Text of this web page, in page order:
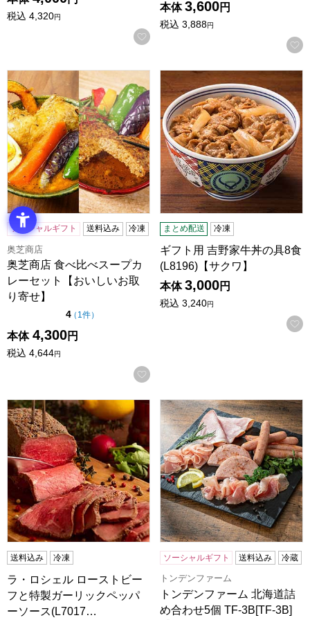
税込 4,320円
お気に入りに登録する
本体 3,600円
税込 3,888円
奥芝商店 食べ比べスープカレーセット【おいしいお取り寄せ
ソーシャルギフト 送料込み 冷凍
奥芝商店
奥芝商店 食べ比べスープカ
レーセット【おいしいお取
り寄せ】
4点（5点満点中）
（ 1件の評価
）
本体 4,300円
税込 4,644円
お気に入りに登録する
ギフト用 吉野家牛丼の具8食
まとめ配送 冷凍
ギフト用 吉野家牛丼の具8食
(L8196)【サクワ】
本体 3,000円
税込 3,240円
ラ・ロシェル ローストビーフと特製ガーリックペッパーソ
送料込み 冷凍
ラ・ロシェル ローストビー
フと特製ガーリックペッパ
ーソース(L7017…
トンデンファーム 北海道詰
ソーシャルギフト 送料込み 冷蔵
トンデンファーム
トンデンファーム 北海道詰
め合わせ5個 TF-3B[TF-3B]